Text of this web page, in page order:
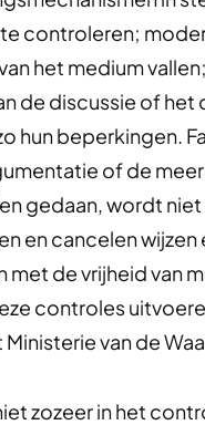
controleren;
het medium
de discussie of
hun beperkingen.
of de
gedaan, wordt
en cancelen
met de vrijheid van
controles
van de
zozeer in het